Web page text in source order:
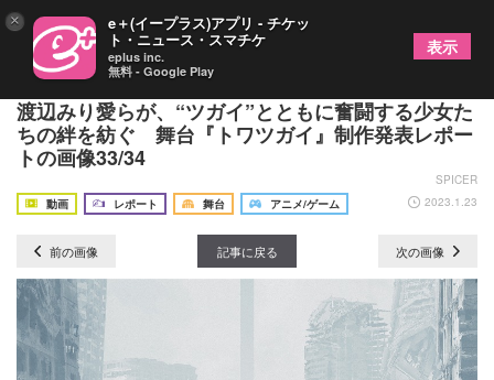
ゲームリリースを前に舞台化が決定！ 大西桃香、
渡辺みり愛らが、“ツガイ”とともに奮闘する少女た
ちの絆を紡ぐ 舞台『トワツガイ』制作発表レポー
トの画像33/34
SPICER
動画
レポート 舞台 アニメ/ゲーム 2023.1.23
前の画像 記事に戻る 次の画像
× e＋(イープラス)アプリ - チケッ
ト・ニュース・スマチケ
eplus inc.
無料 - Google Play
表示